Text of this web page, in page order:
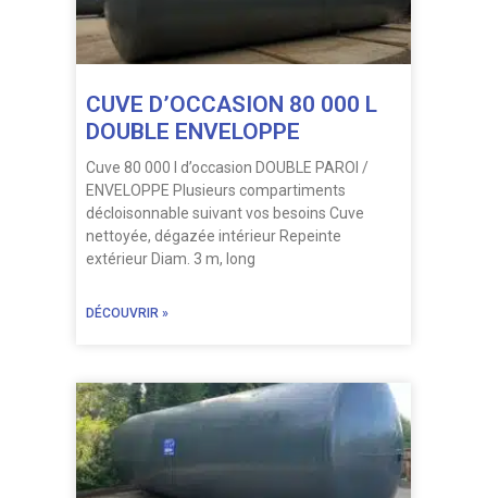
CUVE D’OCCASION 80 000 L
DOUBLE ENVELOPPE
Cuve 80 000 l d’occasion DOUBLE PAROI /
ENVELOPPE Plusieurs compartiments
décloisonnable suivant vos besoins Cuve
nettoyée, dégazée intérieur Repeinte
extérieur Diam. 3 m, long
DÉCOUVRIR »